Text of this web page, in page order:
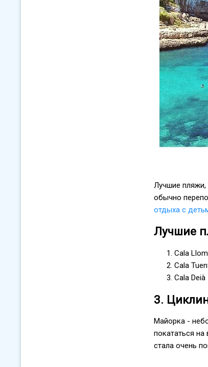
Лучшие пляжи,
обычно
отдыха с
Лучшие
Cala
Cala
Cala
3.
Майорка -
покататься
стала очень